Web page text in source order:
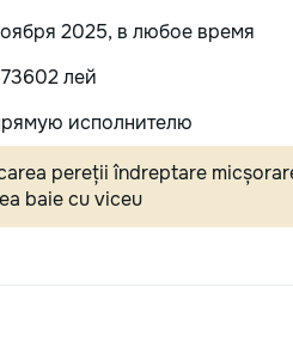
2025, в любое время
лей
исполнителю
pereții îndreptare
baie cu viceu